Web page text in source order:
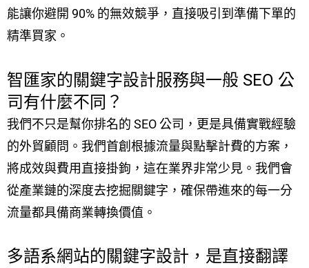
能讓你避開 90% 的無效競爭，直接吸引到準備下單的
精準買家。
智匯家的關鍵字設計服務與一般 SEO 公
司有什麼不同？
我們不只是幫你排名的 SEO 公司，更是具備實戰經驗
的外貿顧問。我們首創根據流量與點擊計費的方案，
將成效與費用直接掛鉤，這在業界非常少見。我們會
從產業鏈的深度去挖掘關鍵字，確保帶進來的每一分
流量都具備商業轉換價值。
多語系網站的關鍵字設計，是直接翻譯